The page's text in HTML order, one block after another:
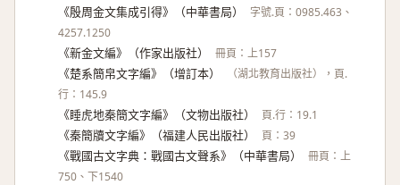
《殷周金文集成引得》（中華書局）
字號.頁：0985.463、
4257.1250
《新金文編》（作家出版社） 冊頁：上157
《楚系簡帛文字編》（增訂本）
（湖北教育出版社），頁.
行：145.9
《睡虎地秦簡文字編》（文物出版社） 頁.行：19.1
《秦簡牘文字編》（福建人民出版社） 頁：39
《戰國古文字典：戰國古文聲系》（中華書局）
冊頁：上
750、下1540